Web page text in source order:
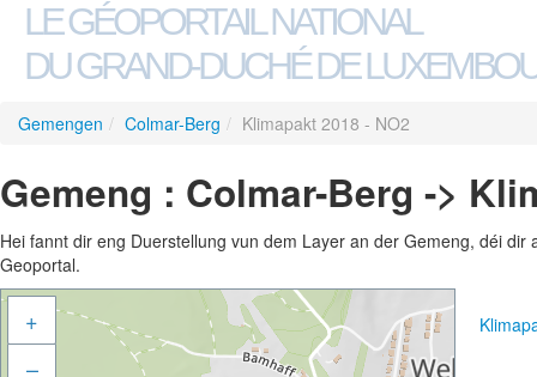
LE GÉOPORTAIL NATIONAL
DU GRAND-DUCHÉ DE
Gemengen / Colmar-Berg / Klimapakt 2018 - NO2
Gemeng : Colmar-Berg ->
Hei fannt dir eng Duerstellung vun dem Layer an der Gemeng, déi
Geoportal.
+
–